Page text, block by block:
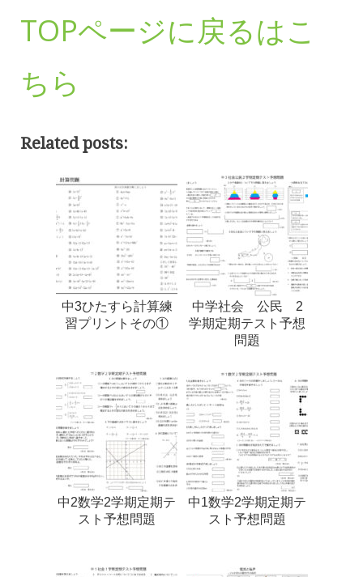
TOPページに戻るはこ
ちら
Related posts:
中3ひたすら計算練
習プリントその①
中学社会 公民 2
学期定期テスト予想
問題
中2数学2学期定期テ
スト予想問題
中1数学2学期定期テ
スト予想問題